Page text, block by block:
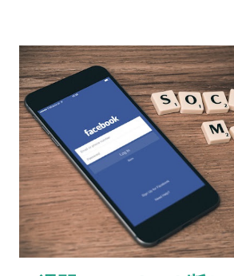
じめて判明した。うち４２人については、
叱責」や「親子関係の不和」も、原因と
うつ病などの精神疾患を一因に自殺した大
４人、失恋など男女問題は１９２人と判
は、将来展望こそが、精神疾患や失恋よ
至る深刻なリスクであることが明らかに
わゆるリクルートスーツを着ての「就活
とがないので、大変さはいまひとつ実感
「将来の展望」がまったく見えないとい
シャーになるということは想像できる。